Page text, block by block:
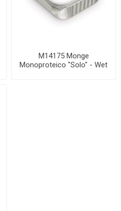
M14175 Monge
Monoproteico "Solo" - Wet